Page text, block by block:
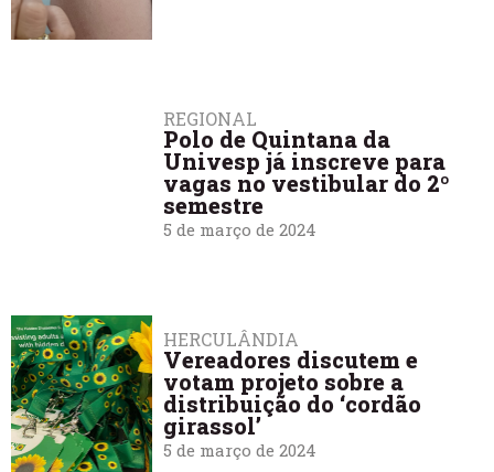
REGIONAL
Polo de Quintana da
Univesp já inscreve para
vagas no vestibular do 2º
semestre
5 de março de 2024
HERCULÂNDIA
Vereadores discutem e
votam projeto sobre a
distribuição do ‘cordão
girassol’
5 de março de 2024